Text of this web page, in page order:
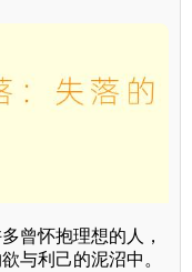
曾怀抱理想的人，
与利己的泥沼中。